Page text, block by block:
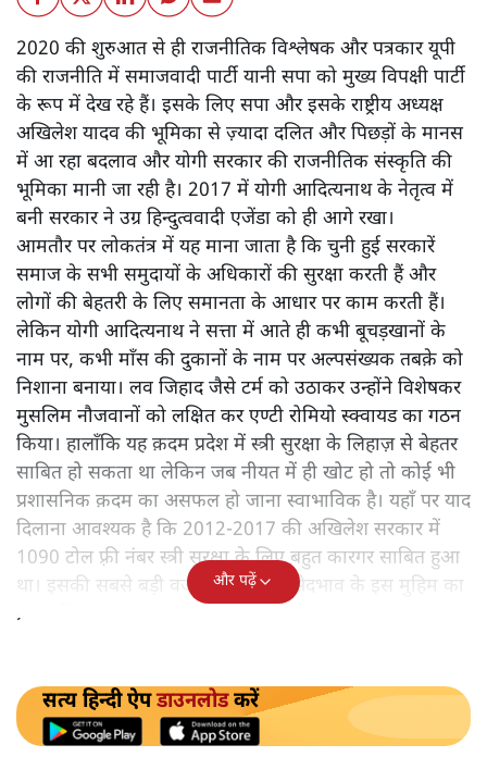
रविकान्त
ब्राह्मणों के उत्पीड़न और योगी सरकार से उनकी नाराज़गी को
समाजवादी पार्टी के ब्राह्मण नेताओं ने भुनाने की जुगत में पूरे प्रदेश में
परशुराम और मंगल पाण्डेय की प्रतिमाएँ लगाने की घोषणा की।
2020 की शुरुआत से ही राजनीतिक विश्लेषक और पत्रकार यूपी
की राजनीति में समाजवादी पार्टी यानी सपा को मुख्य विपक्षी पार्टी
के रूप में देख रहे हैं। इसके लिए सपा और इसके राष्ट्रीय अध्यक्ष
अखिलेश यादव की भूमिका से ज़्यादा दलित और पिछड़ों के मानस
में आ रहा बदलाव और योगी सरकार की राजनीतिक संस्कृति की
भूमिका मानी जा रही है। 2017 में योगी आदित्यनाथ के नेतृत्व में
बनी सरकार ने उग्र हिन्दुत्ववादी एजेंडा को ही आगे रखा।
आमतौर पर लोकतंत्र में यह माना जाता है कि चुनी हुई सरकारें
समाज के सभी समुदायों के अधिकारों की सुरक्षा करती हैं और
लोगों की बेहतरी के लिए समानता के आधार पर काम करती हैं।
लेकिन योगी आदित्यनाथ ने सत्ता में आते ही कभी बूचड़खानों के
नाम पर, कभी माँस की दुकानों के नाम पर अल्पसंख्यक तबक़े को
किया। हालाँकि यह क़दम प्रदेश में स्त्री सुरक्षा के लिहाज़ से बेहतर
साबित हो सकता था लेकिन जब नीयत में ही खोट हो तो कोई भी